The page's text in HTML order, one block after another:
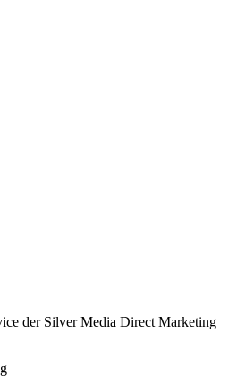
der Silver Media Direct Marketing